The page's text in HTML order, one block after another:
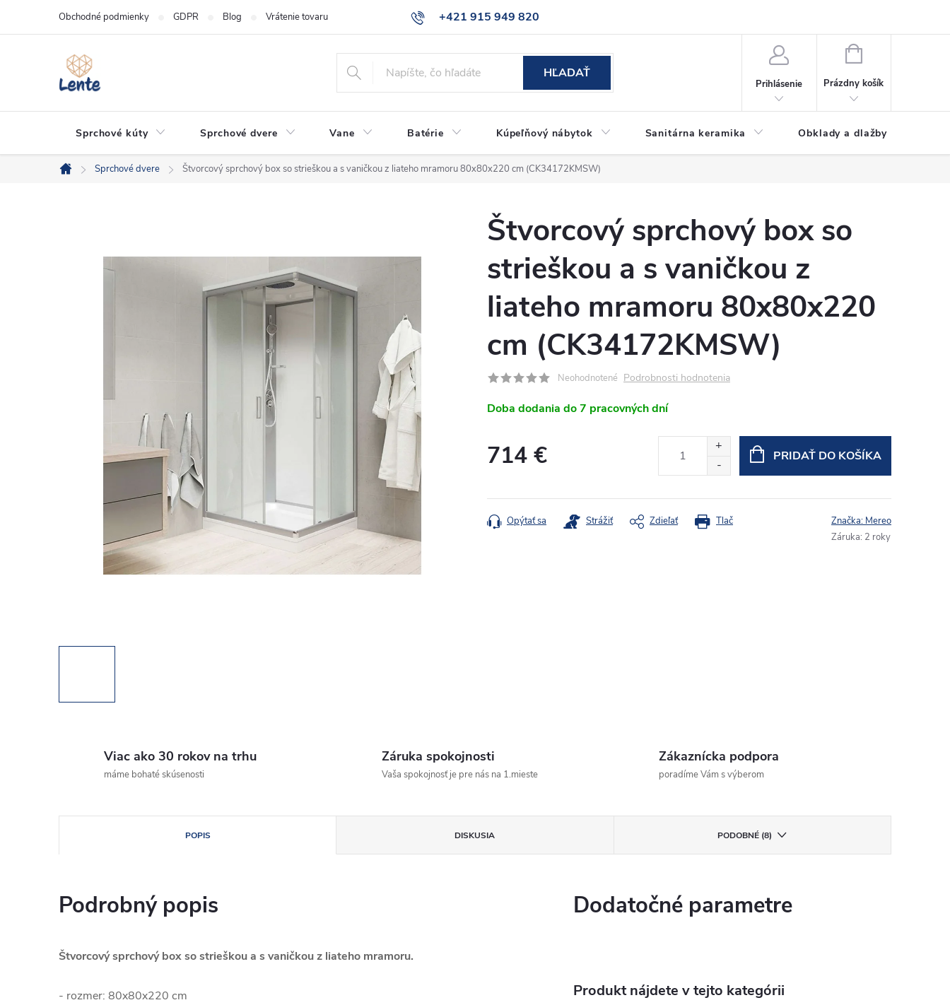
+421 915 949 820
Obchodné podmienky GDPR Blog Vrátenie tovaru
HĽADAŤ
Prihlásenie
NÁKUPNÝ
Prázdny košík
Sprchové kúty Sprchové dvere Vane Batérie Kúpeľňový nábytok Sanitárna keramika Obklady a dlažby
Domov
Sprchové dvere Štvorcový sprchový box so strieškou a s vaničkou z liateho mramoru 80x80x220 cm (CK34172KMSW)
Štvorcový sprchový box so
strieškou a s vaničkou z
liateho mramoru 80x80x220
cm (CK34172KMSW)
Neohodnotené Podrobnosti hodnotenia
Doba dodania do 7 pracovných dní
714 € PRIDAŤ DO KOŠÍKA
Tlač
Opýtať sa Strážiť Zdieľať Značka: Mereo
Záruka: 2 roky
Viac ako 30 rokov na trhu
máme bohaté skúsenosti
Záruka spokojnosti
Vaša spokojnosť je pre nás na 1.mieste
Zákaznícka podpora
poradíme Vám s výberom
POPIS DISKUSIA PODOBNÉ (8)
Podrobný popis
Štvorcový sprchový box so strieškou a s vaničkou z liateho mramoru.
- rozmer: 80x80x220 cm
Dodatočné parametre
Produkt nájdete v tejto kategórii